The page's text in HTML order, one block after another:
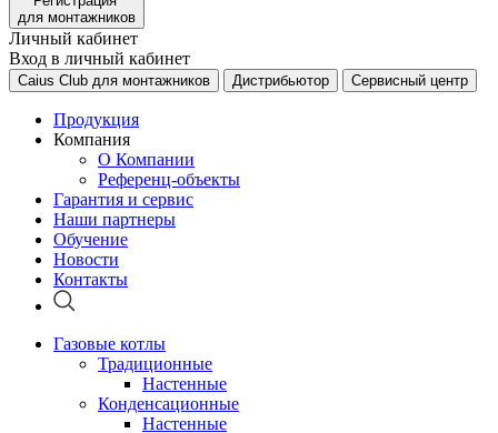
для монтажников
Личный кабинет
Вход в личный кабинет
Caius Club для монтажников Дистрибьютор Сервисный центр
Продукция
Компания
О Компании
Референц-объекты
Гарантия и сервис
Наши партнеры
Обучение
Новости
Контакты
Газовые котлы
Традиционные
Настенные
Конденсационные
Настенные